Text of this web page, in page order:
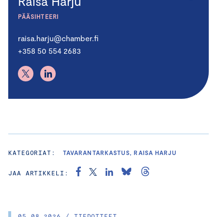
PÄÄSIHTEERI
raisa.harju@chamber.fi
+358 50 554 2683
KATEGORIAT: TAVARANTARKASTUS, RAISA HARJU
JAA ARTIKKELI: